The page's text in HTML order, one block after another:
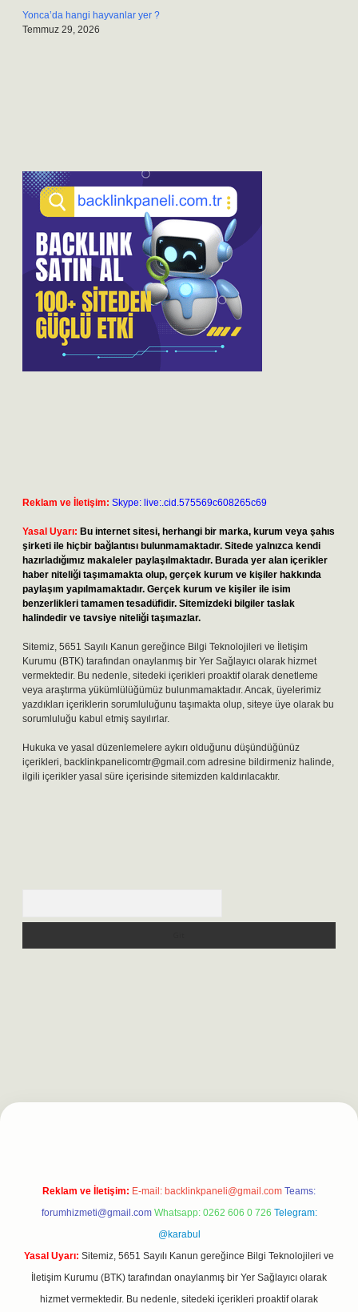
Yonca’da hangi hayvanlar yer ?
Temmuz 29, 2026
Reklam ve İletişim: Skype: live:.cid.575569c608265c69
Yasal Uyarı: Bu internet sitesi, herhangi bir marka, kurum veya şahıs
şirketi ile hiçbir bağlantısı bulunmamaktadır. Sitede yalnızca kendi
hazırladığımız makaleler paylaşılmaktadır. Burada yer alan içerikler
haber niteliği taşımamakta olup, gerçek kurum ve kişiler hakkında
paylaşım yapılmamaktadır. Gerçek kurum ve kişiler ile isim
benzerlikleri tamamen tesadüfidir. Sitemizdeki bilgiler taslak
halindedir ve tavsiye niteliği taşımazlar.
Sitemiz, 5651 Sayılı Kanun gereğince Bilgi Teknolojileri ve İletişim
Kurumu (BTK) tarafından onaylanmış bir Yer Sağlayıcı olarak hizmet
vermektedir. Bu nedenle, sitedeki içerikleri proaktif olarak denetleme
veya araştırma yükümlülüğümüz bulunmamaktadır. Ancak, üyelerimiz
yazdıkları içeriklerin sorumluluğunu taşımakta olup, siteye üye olarak bu
sorumluluğu kabul etmiş sayılırlar.
Hukuka ve yasal düzenlemelere aykırı olduğunu düşündüğünüz
içerikleri, backlinkpanelicomtr@gmail.com adresine bildirmeniz halinde,
ilgili içerikler yasal süre içerisinde sitemizden kaldırılacaktır.
Reklam ve İletişim: E-mail: backlinkpaneli@gmail.com Teams:
forumhizmeti@gmail.com Whatsapp: 0262 606 0 726 Telegram:
@karabul
Yasal Uyarı: Sitemiz, 5651 Sayılı Kanun gereğince Bilgi Teknolojileri ve
İletişim Kurumu (BTK) tarafından onaylanmış bir Yer Sağlayıcı olarak
hizmet vermektedir. Bu nedenle, sitedeki içerikleri proaktif olarak